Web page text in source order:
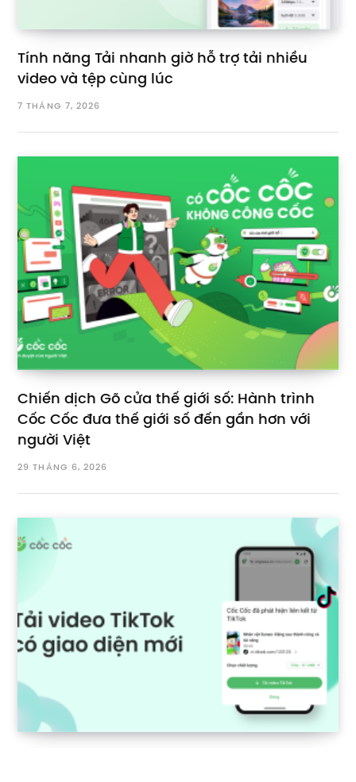
Tính năng Tải nhanh giờ hỗ trợ tải nhiều
video và tệp cùng lúc
7 THÁNG 7, 2026
Chiến dịch Gõ cửa thế giới số: Hành trình
Cốc Cốc đưa thế giới số đến gần hơn với
người Việt
29 THÁNG 6, 2026